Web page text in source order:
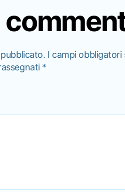
I campi obbligatori
*